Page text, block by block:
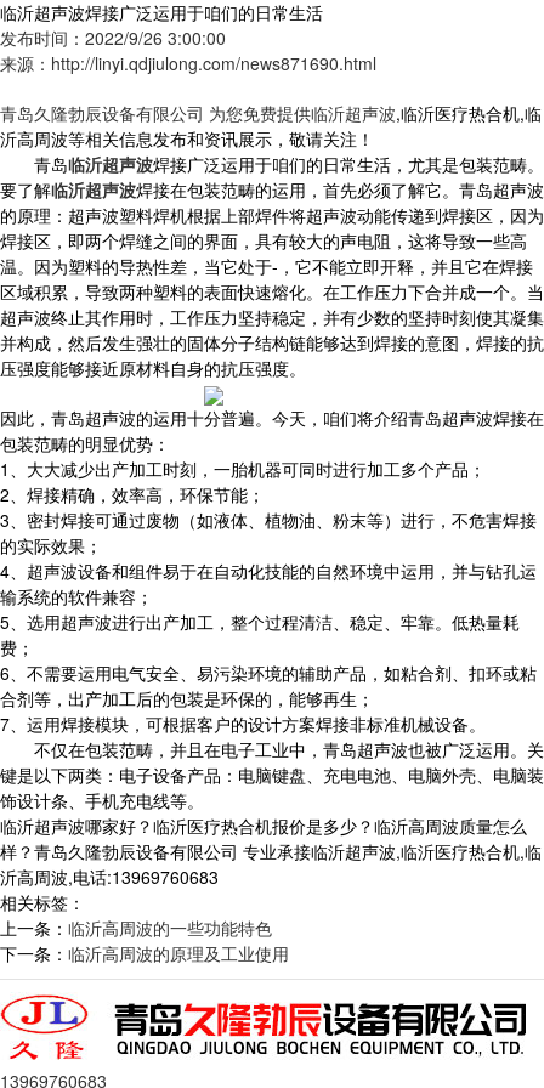
临沂超声波焊接广泛运用于咱们的日常生活
发布时间：2022/9/26 3:00:00
来源：http://linyi.qdjiulong.com/news871690.html
青岛久隆勃辰设备有限公司 为您免费提供临沂超声波,临沂医疗热合机,临
沂高周波等相关信息发布和资讯展示，敬请关注！
青岛临沂超声波焊接广泛运用于咱们的日常生活，尤其是包装范畴。
要了解临沂超声波焊接在包装范畴的运用，首先必须了解它。青岛超声波
的原理：超声波塑料焊机根据上部焊件将超声波动能传递到焊接区，因为
焊接区，即两个焊缝之间的界面，具有较大的声电阻，这将导致一些高
温。因为塑料的导热性差，当它处于-，它不能立即开释，并且它在焊接
区域积累，导致两种塑料的表面快速熔化。在工作压力下合并成一个。当
超声波终止其作用时，工作压力坚持稳定，并有少数的坚持时刻使其凝集
并构成，然后发生强壮的固体分子结构链能够达到焊接的意图，焊接的抗
压强度能够接近原材料自身的抗压强度。
因此，青岛超声波的运用十分普遍。今天，咱们将介绍青岛超声波焊接在
包装范畴的明显优势：
1、大大减少出产加工时刻，一胎机器可同时进行加工多个产品；
2、焊接精确，效率高，环保节能；
3、密封焊接可通过废物（如液体、植物油、粉末等）进行，不危害焊接
的实际效果；
4、超声波设备和组件易于在自动化技能的自然环境中运用，并与钻孔运
输系统的软件兼容；
5、选用超声波进行出产加工，整个过程清洁、稳定、牢靠。低热量耗
费；
6、不需要运用电气安全、易污染环境的辅助产品，如粘合剂、扣环或粘
合剂等，出产加工后的包装是环保的，能够再生；
7、运用焊接模块，可根据客户的设计方案焊接非标准机械设备。
不仅在包装范畴，并且在电子工业中，青岛超声波也被广泛运用。关
键是以下两类：电子设备产品：电脑键盘、充电电池、电脑外壳、电脑装
饰设计条、手机充电线等。
临沂超声波哪家好？临沂医疗热合机报价是多少？临沂高周波质量怎么
样？青岛久隆勃辰设备有限公司 专业承接临沂超声波,临沂医疗热合机,临
沂高周波,电话:13969760683
相关标签：
上一条： 临沂高周波的一些功能特色
下一条： 临沂高周波的原理及工业使用
13969760683